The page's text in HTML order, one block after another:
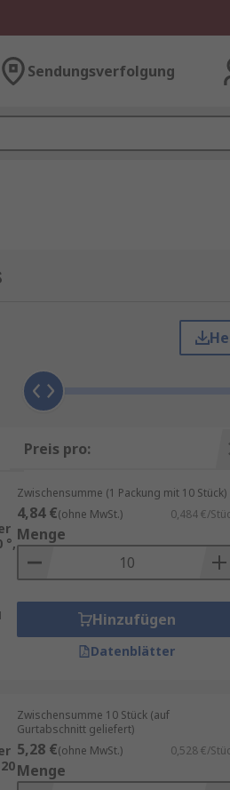
Sendungsverfolgung
Preis pro:
°,
Zwischensumme (1 Packung mit 10 Stück)
4,84 €(ohne MwSt.) 0,484 €/
Menge
Hinzufügen
Datenblätter
Zwischensumme 10 Stück (auf
Gurtabschnitt geliefert)
5,28 €(ohne MwSt.) 0,528 €/
Menge